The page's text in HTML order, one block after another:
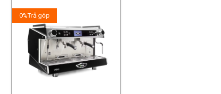
0%Trả góp